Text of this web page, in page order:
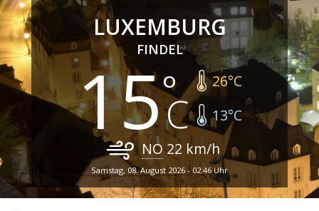
LUXEMBURG
FINDEL
15 26°C
13°C
NO 22 km/h
Samstag, 08. August 2026 - 02:46 Uhr